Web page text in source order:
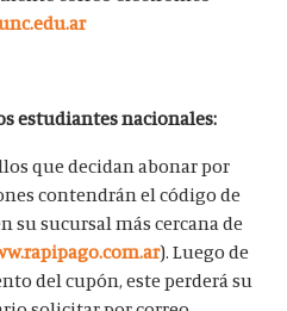
estudiantes nacionales:
que decidan abonar por
contendrán el código de
su sucursal más cercana de
). Luego de
del cupón, este perderá su